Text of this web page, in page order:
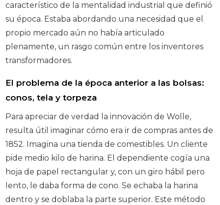
característico de la mentalidad industrial que definió
su época. Estaba abordando una necesidad que el
propio mercado aún no había articulado
plenamente, un rasgo común entre los inventores
transformadores.
El problema de la época anterior a las bolsas:
conos, tela y torpeza
Para apreciar de verdad la innovación de Wolle,
resulta útil imaginar cómo era ir de compras antes de
1852. Imagina una tienda de comestibles. Un cliente
pide medio kilo de harina. El dependiente cogía una
hoja de papel rectangular y, con un giro hábil pero
lento, le daba forma de cono. Se echaba la harina
dentro y se doblaba la parte superior. Este método